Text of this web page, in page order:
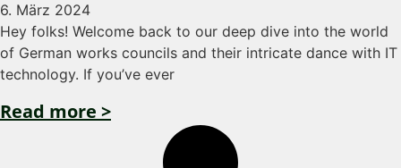
6. März 2024
Hey folks! Welcome back to our deep dive into the world
of German works councils and their intricate dance with IT
technology. If you’ve ever
Read more >